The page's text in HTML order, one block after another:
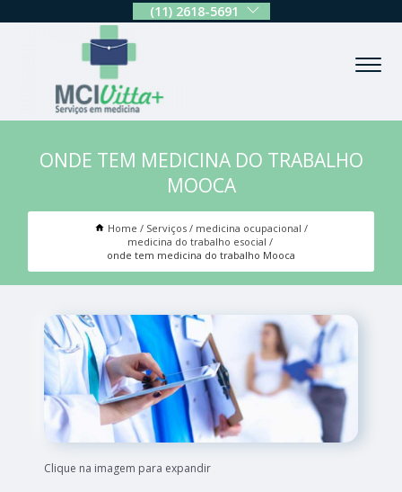
(11) 2618-5691
ONDE TEM MEDICINA DO TRABALHO
MOOCA
Home Serviços
medicina ocupacional
medicina do trabalho esocial
onde tem medicina do trabalho Mooca
Clique na imagem para expandir